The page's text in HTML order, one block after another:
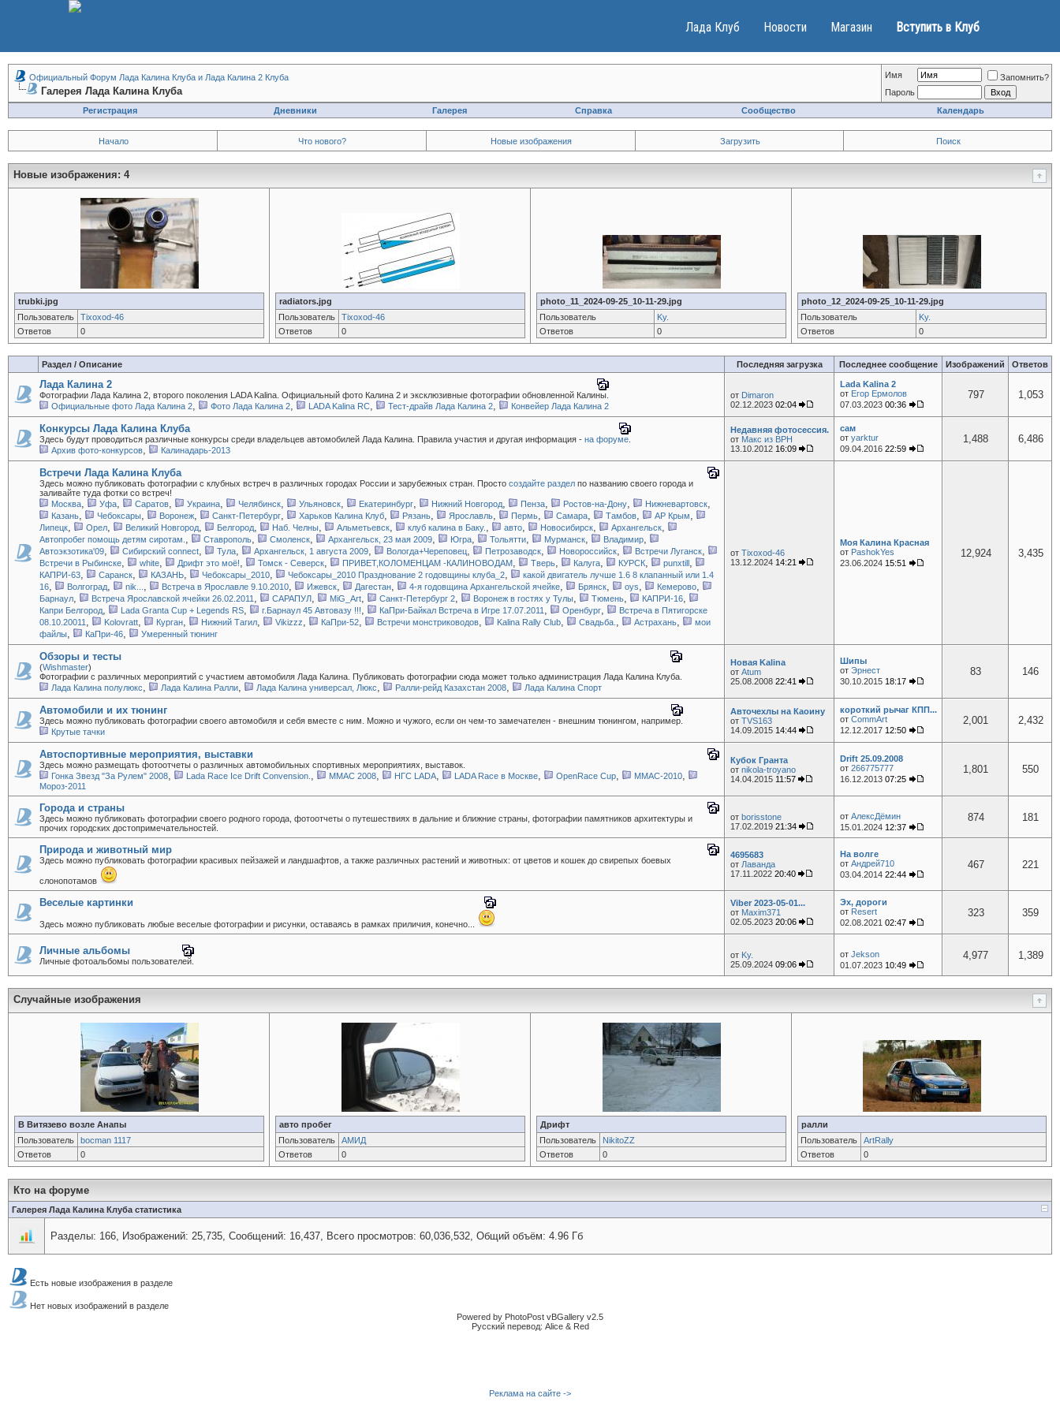
Лада Клуб Новости Магазин Вступить в Клуб
Официальный Форум Лада Калина Клуба и Лада Калина 2 Клуба
Галерея Лада Калина Клуба
Имя
Запомнить?
Пароль
Регистрация
Дневники Галерея Справка Сообщество Календарь
Начало Что нового? Новые изображения Загрузить Поиск
Новые изображения: 4
trubki.jpg
Пользователь
Tixoxod-46
Ответов
0
radiators.jpg
Пользователь
Tixoxod-46
Ответов
0
photo_11_2024-09-25_10-11-29.jpg
Пользователь
Ky.
Ответов
0
photo_12_2024-09-25_10-11-29.jpg
Пользователь
Ky.
Ответов
0
Раздел / Описание Последняя загрузка Последнее сообщение Изображений Ответов
Лада Калина 2
Фотографии Лада Калина 2, второго поколения LADA Kalina. Официальный фото Калина 2 и эксклюзивные фотографии обновленной Калины.
Официальные фото Лада Калина 2, Фото Лада Калина 2, LADA Kalina RC, Тест-драйв Лада Калина 2, Конвейер Лада Калина 2
от Dimaron
02.12.2023 02:04
Lada Kalina 2
от Егор Ермолов
07.03.2023 00:36
797 1,053
Конкурсы Лада Калина Клуба
Здесь будут проводиться различные конкурсы среди владельцев автомобилей Лада Калина. Правила участия и другая информация - на форуме
Архив фото-конкурсов, Калинадарь-2013
Недавняя фотосессия.
от Макс из ВРН
13.10.2012 16:09
сам
от yarktur
09.04.2016 22:59
1,488 6,486
Встречи Лада Калина Клуба
Здесь можно публиковать фотографии с клубных встреч в различных городах России и зарубежных стран. Просто создайте раздел по названию своего города и
заливайте туда фотки со встреч!
Москва, Уфа, Саратов, Украина, Челябинск, Ульяновск, Екатеринбург, Нижний Новгород, Пенза, Ростов-на-Дону, Нижневартовск,
Казань, Чебоксары, Воронеж, Санкт-Петербург, Харьков Калина Клуб, Рязань, Ярославль, Пермь, Самара, Тамбов, АР Крым,
Липецк, Орел, Великий Новгород, Белгород, Наб. Челны, Альметьевск, клуб калина в Баку. , авто, Новосибирск, Архангельск,
Автопробег помощь детям сиротам. , Ставрополь, Смоленск, Архангельск, 23 мая 2009, Югра, Тольятти, Мурманск, Владимир,
Автоэкзотика'09, Сибирский connect, Тула, Архангельск, 1 августа 2009, Вологда+Череповец, Петрозаводск, Новороссийск, Встречи Луганск,
Встречи в Рыбинске, white, Дрифт это моё!, Томск - Северск, ПРИВЕТ,КОЛОМЕНЦАМ -КАЛИНОВОДАМ, Тверь, Калуга, КУРСК, punxtill,
КАПРИ-63, Саранск, КАЗАНЬ, Чебоксары_2010, Чебоксары_2010 Празднование 2 годовщины клуба_2,
какой двигатель лучше 1.6 8 клапанный или 1.4
16, Волгоград, nik... , Встреча в Ярославле 9.10.2010, Ижевск, Дагестан, 4-я годовщина Архангельской ячейке, Брянск, oys, Кемерово,
Барнаул, Встреча Ярославской ячейки 26.02.2011 , САРАПУЛ, MiG_Art, Санкт-Петербург 2, Воронеж в гостях у Тулы, Тюмень, КАПРИ-16,
Капри Белгород, Lada Granta Cup + Legends RS, г.Барнаул 45 Автовазу !!!, КаПри-Байкал Встреча в Игре 17.07.2011 , Оренбург,
Встреча в Пятигорске
08.10.20011 , Kolovratt, Курган, Нижний Тагил, Vikizzz, КаПри-52, Встречи монстриководов, Kalina Rally Club, Свадьба. , Астрахань,
мои
файлы, КаПри-46, Умеренный тюнинг
от Tixoxod-46
13.12.2024 14:21
Моя Калина Красная
от PashokYes
23.06.2024 15:51
12,924 3,435
Обзоры и тесты
(Wishmaster)
Фотографии с различных мероприятий с участием автомобиля Лада Калина. Публиковать фотографии сюда может только администрация Лада Калина Клуба.
Лада Калина полулюкс, Лада Калина Ралли, Лада Калина универсал, Люкс, Ралли-рейд Казахстан 2008, Лада Калина Спорт
Новая Kalina
от Atum
25.08.2008 22:41
Шипы
от Эрнест
30.10.2015 18:17
83 146
Автомобили и их тюнинг
Здесь можно публиковать фотографии своего автомобиля и себя вместе с ним. Можно и чужого, если он чем-то замечателен - внешним тюнингом, например.
Крутые тачки
Авточехлы на Каоину
от TVS163
14.09.2015 14:44
короткий рычаг КПП...
от CommArt
12.12.2017 12:50
2,001 2,432
Автоспортивные мероприятия, выставки
Здесь можно размещать фотоотчеты о различных автомобильных спортивных мероприятиях, выставок.
Гонка Звезд "За Рулем" 2008, Lada Race Ice Drift Convension. , ММАС 2008, НГС LADA, LADA Race в Москве, OpenRace Cup, ММАС-2010,
Мороз-2011
Кубок Гранта
от nikola-troyano
14.04.2015 11:57
Drift 25.09.2008
от 266775777
16.12.2013 07:25
1,801 550
Города и страны
Здесь можно публиковать фотографии своего родного города, фотоотчеты о путешествиях в дальние и ближние страны, фотографии памятников архитектуры и
прочих городских достопримечательностей.
от borisstone
17.02.2019 21:34
от АлексДёмин
15.01.2024 12:37
874 181
Природа и животный мир
Здесь можно публиковать фотографии красивых пейзажей и ландшафтов, а также различных растений и животных: от цветов и кошек до свирепых боевых
слонопотамов
4695683
от Лаванда
17.11.2022 20:40
На волге
от Андрей710
03.04.2014 22:44
467 221
Веселые картинки
Здесь можно публиковать любые веселые фотографии и рисунки, оставаясь в рамках приличия, конечно...
Viber 2023-05-01...
от Maxim371
02.05.2023 20:06
Эх, дороги
от Resert
02.08.2021 02:47
323 359
Личные альбомы
Личные фотоальбомы пользователей.
от Ky.
25.09.2024 09:06
от Jekson
01.07.2023 10:49
4,977 1,389
Случайные изображения
В Витязево возле Анапы
Пользователь
bocman 1117
Ответов
0
авто пробег
Пользователь
АМИД
Ответов
0
Дрифт
Пользователь
NikitoZZ
Ответов
0
ралли
Пользователь
ArtRally
Ответов
0
Кто на форуме
Галерея Лада Калина Клуба статистика
Разделы: 166, Изображений: 25,735, Сообщений: 16,437, Всего просмотров: 60,036,532, Общий объём: 4.96 Гб
Есть новые изображения в разделе
Нет новых изображений в разделе
Powered by PhotoPost vBGallery v2.5
Русский перевод: Alice & Red
Реклама на сайте ->